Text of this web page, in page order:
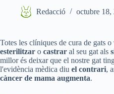
Redacció octubre 18,
Totes les clíniques de cura de gats
esterilitzar o castrar al seu gat als
millor és deixar que el nostre gat
l'evidència mèdica diu el contrari,
càncer de mama augmenta.